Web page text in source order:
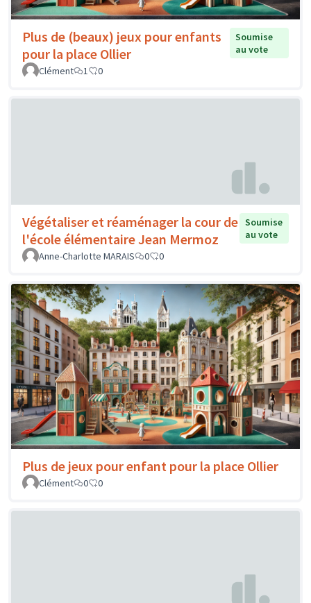
Plus de (beaux) jeux pour enfants
pour la place Ollier
Soumise
au vote
Clément
1 0
Végétaliser et réaménager la cour de
l'école élémentaire Jean Mermoz
Soumise
au vote
Anne-Charlotte MARAIS
0 0
Plus de jeux pour enfant pour la place Ollier
Clément 0 0